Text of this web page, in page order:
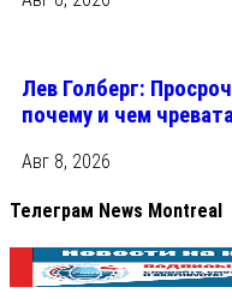
Лев Голберг:
почему и чем
Авг 8, 2026
Телеграм News Montreal